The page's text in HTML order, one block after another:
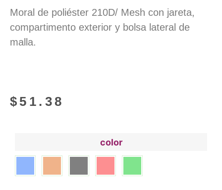
Moral de poliéster 210D/ Mesh con jareta,
compartimento exterior y bolsa lateral de
malla.
$ 51.38
color